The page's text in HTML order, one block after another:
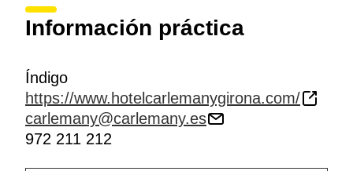
Información práctica
Índigo
https://www.hotelcarlemanygirona.com/
carlemany@carlemany.es
972 211 212